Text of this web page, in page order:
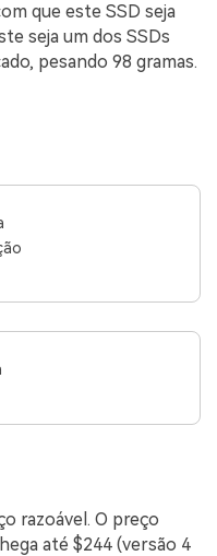
que este SSD seja
seja um dos SSDs
pesando 98 gramas.
razoável. O preço
até $244 (versão 4